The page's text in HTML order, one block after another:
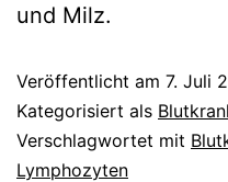
und Milz.
Veröffentlicht am 7. Juli
Kategorisiert als
Verschlagwortet mit
Lymphozyten